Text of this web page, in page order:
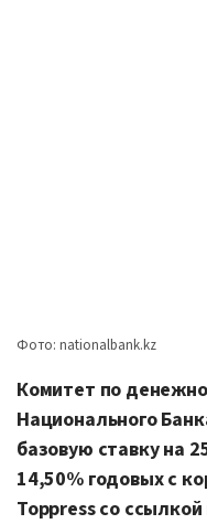
Фото: nationalbank.kz
Комитет по
Национального
базовую ставку на
14,50% годовых с
Toppress со ссылкой